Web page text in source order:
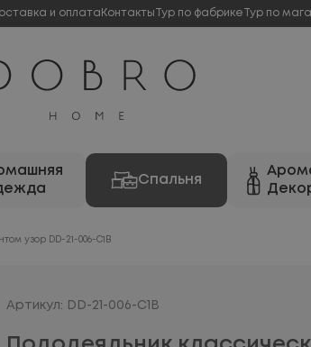
и оплата Контакты Тур по фабрике Тур по
Спальня
узор DD-21-006-C1B
Артикул: DD-21-006-C1B